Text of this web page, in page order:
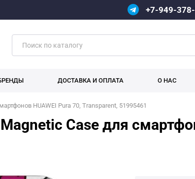
+7-949-
ДОСТАВКА И ОПЛАТА О НАС
HUAWEI Pura 70, Transparent, 51995461
Case для